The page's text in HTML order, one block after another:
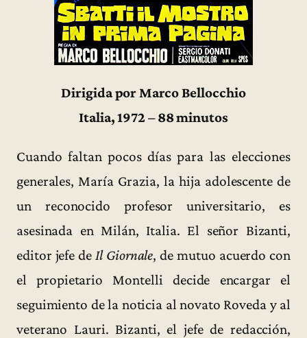
Dirigida por Marco Bellocchio
Italia, 1972 – 88 minutos
Cuando faltan pocos días para las elecciones
generales, María Grazia, la hija adolescente de
un reconocido profesor universitario, es
asesinada en Milán, Italia. El señor Bizanti,
editor jefe de Il Giornale, de mutuo acuerdo con
el propietario Montelli decide encargar el
seguimiento de la noticia al novato Roveda y al
veterano Lauri. Bizanti, el jefe de redacción,